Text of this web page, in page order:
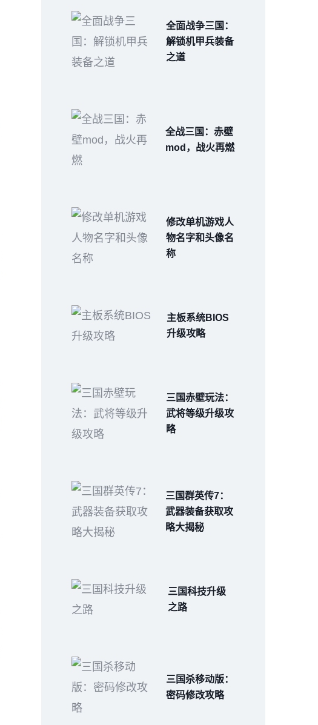
全面战争三国：
解锁机甲兵装备
之道
全战三国：赤壁
mod，战火再燃
修改单机游戏人
物名字和头像名
称
主板系统BIOS
升级攻略
三国赤壁玩法：
武将等级升级攻
略
三国群英传7：
武器装备获取攻
略大揭秘
三国科技升级
之路
三国杀移动版：
密码修改攻略